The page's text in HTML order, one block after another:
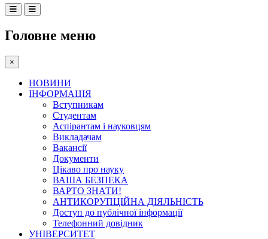
Головне меню
×
НОВИНИ
ІНФОРМАЦІЯ
Вступникам
Студентам
Аспірантам і науковцям
Викладачам
Вакансії
Документи
Цікаво про науку
ВАША БЕЗПЕКА
ВАРТО ЗНАТИ!
АНТИКОРУПЦІЙНА ДІЯЛЬНІСТЬ
Доступ до публічної інформації
Телефонний довідник
УНІВЕРСИТЕТ